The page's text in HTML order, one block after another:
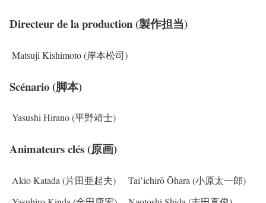
Directeur de la production (製作担当)
Matsuji Kishimoto (岸本松司)
Scénario (脚本)
Yasushi Hirano (平野靖士)
Animateurs clés (原画)
Akio Katada (片田亜起夫)
Tai’ichirō Ōhara (小原太一郎)